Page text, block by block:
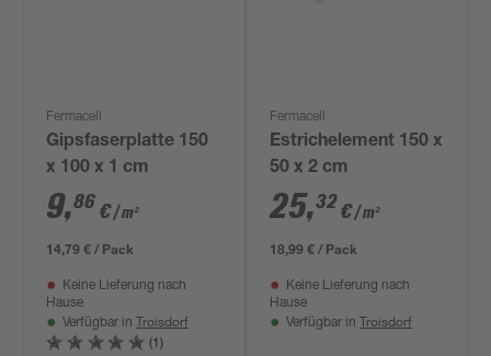
Fermacell
Gipsfaserplatte 150
x 100 x 1 cm
9,86 €/ m²
14,79 € / Pack
Keine Lieferung nach
Hause
Verfügbar in Troisdorf
(1)
Fermacell
Estrichelement 150 x
50 x 2 cm
25,32€/ m²
18,99 € / Pack
Keine Lieferung nach
Hause
Verfügbar in Troisdorf